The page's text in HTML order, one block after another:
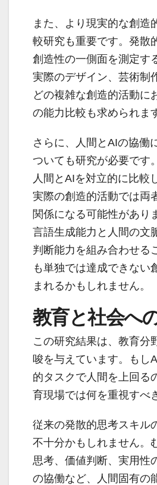
また、より現実的な創造
較研究も重要です。発散
創造性の一側面を測定す
実際のデザイン、芸術制
どの複雑な創造的活動に
の能力比較も求められま
さらに、人間とAIの協働
ついても研究が必要です
人間とAIを対立的に比較
実際の創造的活動では両
関係になる可能性があり
言語生成能力と人間の文
判断能力を組み合わせる
も単独では達成できない
まれるかもしれません。
教育と社会へ
この研究結果は、教育分
唆を与えています。もし
的タスクで人間を上回る
育現場では何を重視すべ
従来の発散的思考スキル
不十分かもしれません。
思考、価値判断、実用性
の協働など、人間固有の